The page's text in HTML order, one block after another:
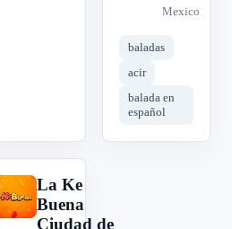
Mexico
baladas
acir
balada en
español
L
La Ke
Buena
Ciudad de